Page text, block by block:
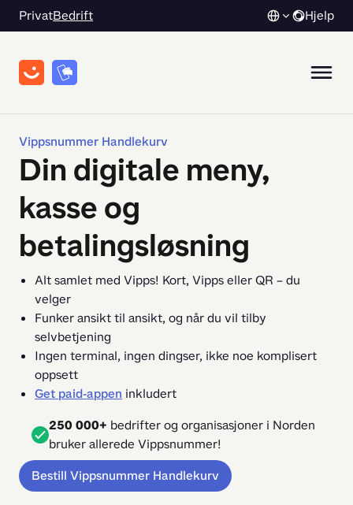
PrivatBedrift Hjelp
Vippsnummer Handlekurv
Din digitale meny,
kasse og
betalingsløsning
Alt samlet med Vipps! Kort, Vipps eller QR – du
velger
Funker ansikt til ansikt, og når du vil tilby
selvbetjening
Ingen terminal, ingen dingser, ikke noe komplisert
oppsett
Get paid-appen inkludert
250 000+ bedrifter og organisasjoner i Norden
bruker allerede Vippsnummer!
Bestill Vippsnummer Handlekurv